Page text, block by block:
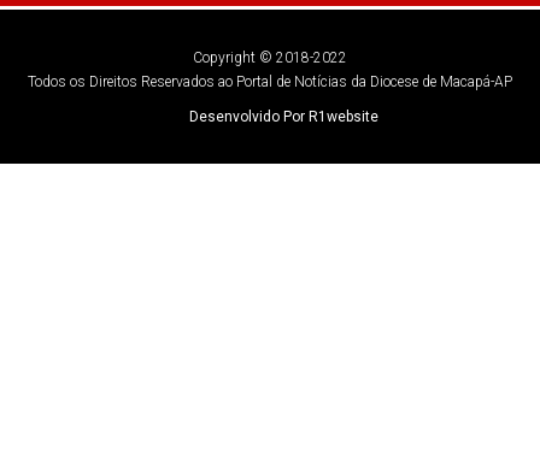
Copyright © 2018-2022
Todos os Direitos Reservados ao Portal de Notícias da Diocese de Macapá-AP
Desenvolvido Por R1website